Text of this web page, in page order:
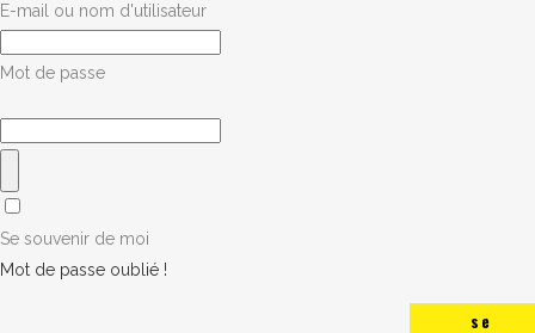
E-mail ou nom d'utilisateur
Mot de passe
Se souvenir de moi
Mot de passe oublié !
se